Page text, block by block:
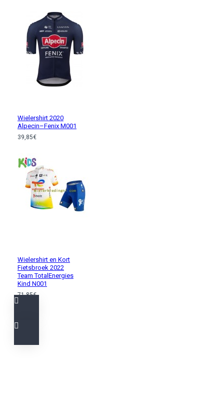
Wielershirt 2020
Alpecin–Fenix M001
39,85€
Wielershirt en Kort
Fietsbroek 2022
Team TotalEnergies
Kind N001
71,85€